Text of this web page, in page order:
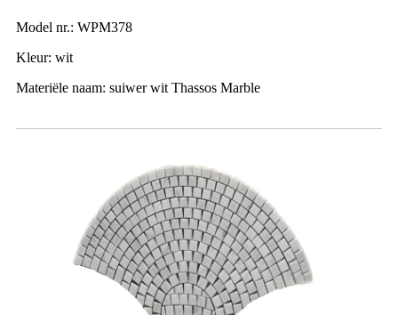
Model nr.: WPM378
Kleur: wit
Materiële naam: suiwer wit Thassos Marble